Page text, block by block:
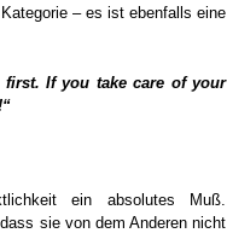
– es ist ebenfalls eine
If you take care of your
ein absolutes Muß.
sie von dem Anderen nicht